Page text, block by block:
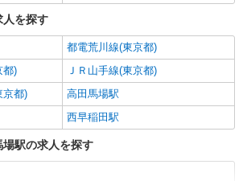
未経験：月給243,800円〜400,000円 経験者
長候補）：月給300,000円〜 ※試用期間中は
円〜 ★固定残業手当：30,800円（月給に
り20時間、超過時は追加で残業手当支給 ※月
円まで交通費支給 ※試用期間（2〜3ヶ月）も
定残業手当／資格手当／店舗職
手当／住宅手当（実家外かつ賃貸の場合のみ別
給）※試用期間明けから支給／特別手当 ※手
種類はエリアにより異なります。詳細は面接
≪ルミネエスト新宿店≫ 東京都新宿区新宿3丁
1ルミネエスト4F ■各線「新宿駅」より直結
詳細を見る
ール） 新宿ルミネ2店
人を探す
都電荒川線(東京都)
都)
ＪＲ山手線(東京都)
京都)
高田馬場駅
西早稲田駅
駅の求人を探す